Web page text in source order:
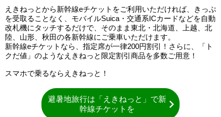
えきねっとから新幹線eチケットをご利用いただければ、きっぷ
を受取ることなく、モバイルSuica・交通系ICカードなどを自動
改札機にタッチするだけで、そのまま東北・北海道、上越、北
陸、山形、秋田の各新幹線にご乗車いただけます。
新幹線eチケットなら、指定席が一律200円割引！さらに、「ト
クだ値」のようなえきねっと限定割引商品を多数ご用意！
スマホで乗るならえきねっと！
避暑地旅行は「えきねっと」で新
幹線チケットを